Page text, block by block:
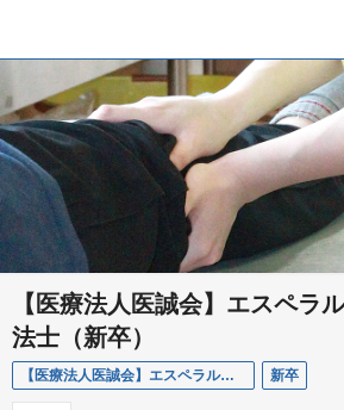
【医療法人医誠会】エスペラ
法士（新卒）
【医療法人医誠会】エスペラル井高野：理学療法士（新卒） 新卒